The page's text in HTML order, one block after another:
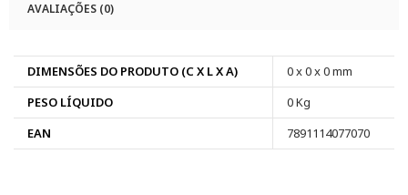
AVALIAÇÕES (0)
DIMENSÕES DO PRODUTO (C X L X A)
0 x 0 x 0 mm
PESO LÍQUIDO
0 Kg
EAN
7891114077070